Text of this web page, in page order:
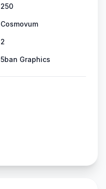
250
Cosmovum
2
5ban Graphics